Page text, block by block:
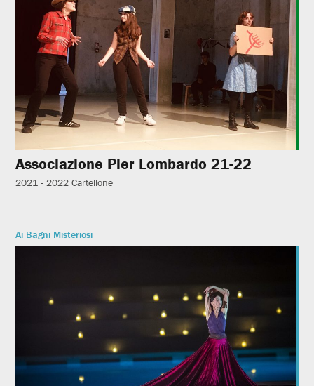
Associazione Pier Lombardo 21-22
2021 - 2022 Cartellone
Ai Bagni Misteriosi